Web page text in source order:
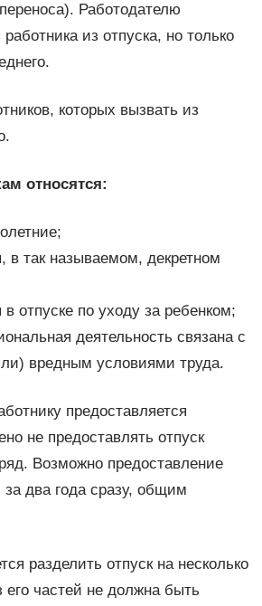
Работодателю
из отпуска, но только
которых вызвать из
относятся:
в так называемом, декретном
отпуске по уходу за ребенком;
деятельность связана с
вредным условиями труда.
предоставляется
не предоставлять отпуск
Возможно предоставление
два года сразу, общим
разделить отпуск на несколько
его частей не должна быть